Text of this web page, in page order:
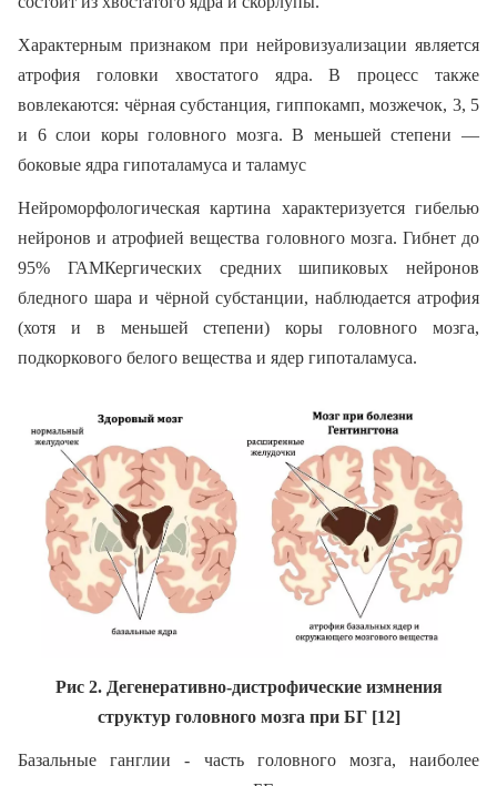
Характерным признаком при нейровизуализации является
атрофия головки хвостатого ядра. В процесс также
вовлекаются: чёрная субстанция, гиппокамп, мозжечок, 3, 5
и 6 слои коры головного мозга. В меньшей степени —
боковые ядра гипоталамуса и таламус
Нейроморфологическая картина характеризуется гибелью
нейронов и атрофией вещества головного мозга. Гибнет до
95% ГАМКергических средних шипиковых нейронов
бледного шара и чёрной субстанции, наблюдается атрофия
(хотя и в меньшей степени) коры головного мозга,
подкоркового белого вещества и ядер гипоталамуса.
Рис 2. Дегенеративно-дистрофические измнения
структур головного мозга при БГ [12]
Базальные ганглии - часть головного мозга, наиболее